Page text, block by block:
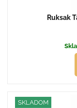
Ruksak
SKLADOM